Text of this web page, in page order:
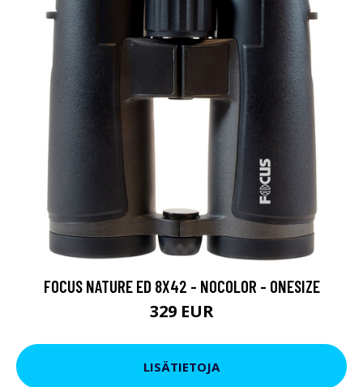
FOCUS NATURE ED 8X42 - NOCOLOR - ONESIZE
329 EUR
LISÄTIETOJA